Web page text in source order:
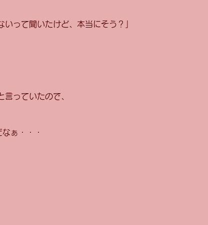
いって聞いたけど、本当にそう？」
言っていたので、
ぁ・・・